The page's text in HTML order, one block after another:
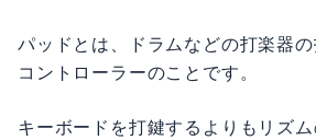
パッドとは、ドラムなどの打楽器
コントローラーのことです。
キーボードを打鍵するよりもリズ